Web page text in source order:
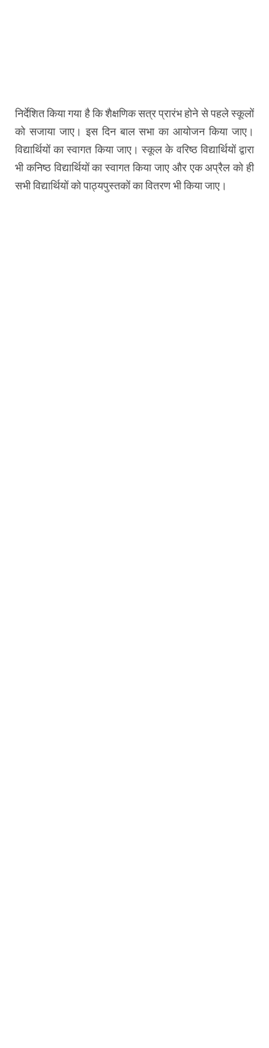
निर्देशित किया गया है कि शैक्षणिक सत्र प्रारंभ होने से पहले स्कूलों
को सजाया जाए। इस दिन बाल सभा का आयोजन किया जाए।
विद्यार्थियों का स्वागत किया जाए। स्कूल के वरिष्ठ विद्यार्थियों द्वारा
भी कनिष्ठ विद्यार्थियों का स्वागत किया जाए और एक अप्रैल को ही
सभी विद्यार्थियों को पाठ्यपुस्तकों का वितरण भी किया जाए।